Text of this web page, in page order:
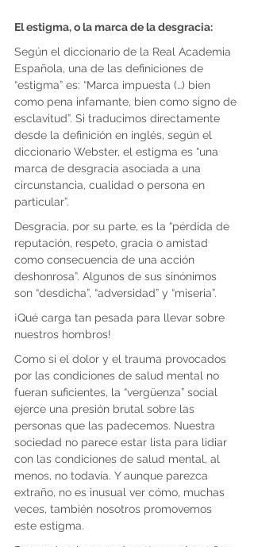
El estigma, o la marca de la desgracia:
Según el diccionario de la Real Academia
Española, una de las definiciones de
“estigma” es: “Marca impuesta (…) bien
como pena infamante, bien como signo de
esclavitud”. Si traducimos directamente
desde la definición en inglés, según el
diccionario Webster, el estigma es “una
marca de desgracia asociada a una
circunstancia, cualidad o persona en
particular”.
Desgracia, por su parte, es la “pérdida de
reputación, respeto, gracia o amistad
como consecuencia de una acción
deshonrosa”. Algunos de sus sinónimos
son “desdicha”, “adversidad” y “miseria”.
¡Qué carga tan pesada para llevar sobre
nuestros hombros!
Como si el dolor y el trauma provocados
por las condiciones de salud mental no
fueran suficientes, la “vergüenza” social
ejerce una presión brutal sobre las
personas que las padecemos. Nuestra
sociedad no parece estar lista para lidiar
con las condiciones de salud mental, al
menos, no todavía. Y aunque parezca
extraño, no es inusual ver cómo, muchas
veces, también nosotros promovemos
este estigma.